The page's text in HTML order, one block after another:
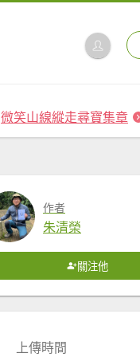
微笑山線縱走尋寶集章
作者
朱清榮
關注他
上傳時間